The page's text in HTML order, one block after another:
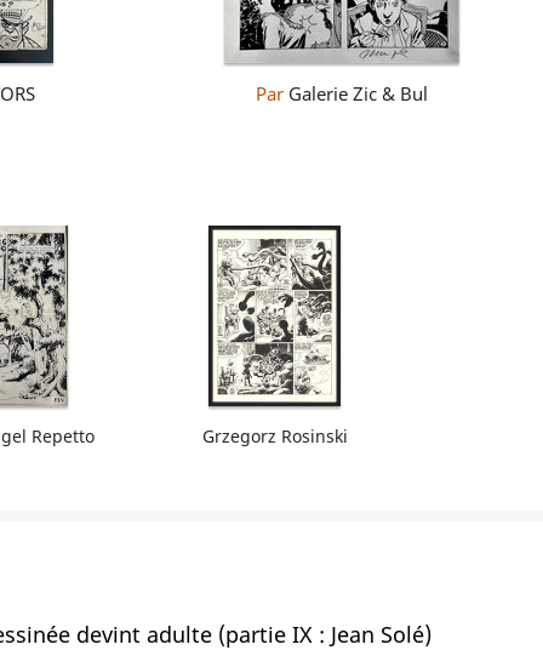
Par Galerie Zic & Bul
Repetto Grzegorz Rosinski
devint adulte (partie IX : Jean Solé)